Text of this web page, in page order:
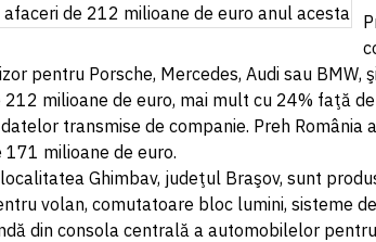
1 MXN= 0.2227 RON
1 NOK= 0.4191 RON
1 PLN
= 1.1646 RON
1 RSD
1 RUB= 0.0530 RON
1 SEK = 0.4526 RON
1 XDR= 5.9383 RON
1 ZAR= 0.2318 RON
pentru Porsche, Mercedes, Audi sau BMW,
212 milioane de euro, mai mult cu 24% faţă
transmise de companie. Preh România
milioane de euro.
Ghimbav, judeţul Braşov, sunt
volan, comutatoare bloc lumini, sisteme
din consola centrală a automobilelor